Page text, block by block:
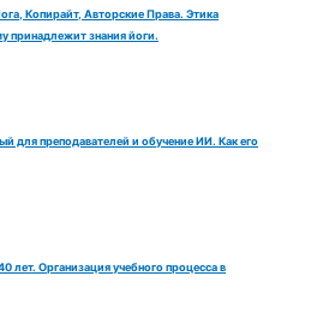
Копирайт, Авторские Права. Этика
принадлежит знания йоги.
для преподавателей и обучение ИИ. Как его
лет. Организация учебного процесса в